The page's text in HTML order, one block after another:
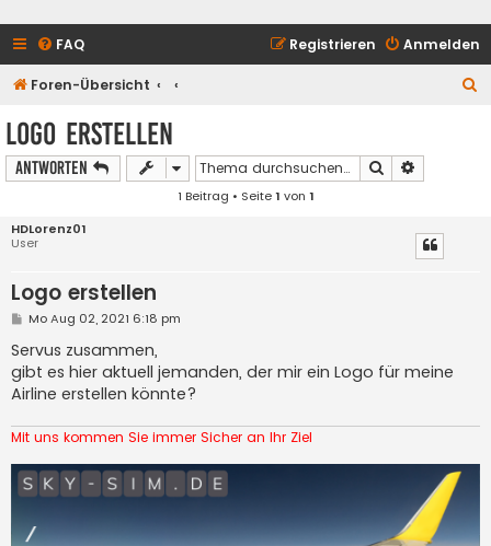
FAQ Anmelden
Registrieren
Foren-Übersicht
Logo erstellen
Antworten Suche
1 Beitrag • Seite1 von 1
HDLorenz01
User
Logo erstellen
B
i
t
r
a
g
Mo Aug 02, 2021 6:18 pm
Servus zusammen,
gibt es hier aktuell jemanden, der mir ein Logo für meine
Airline erstellen könnte?
Mit uns kommen Sie immer Sicher an Ihr Ziel